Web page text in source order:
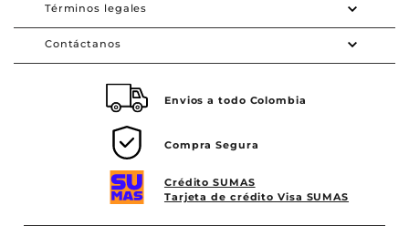
Términos legales
Contáctanos
Envios a todo Colombia
Compra Segura
Crédito SUMAS
Tarjeta de crédito Visa SUMAS